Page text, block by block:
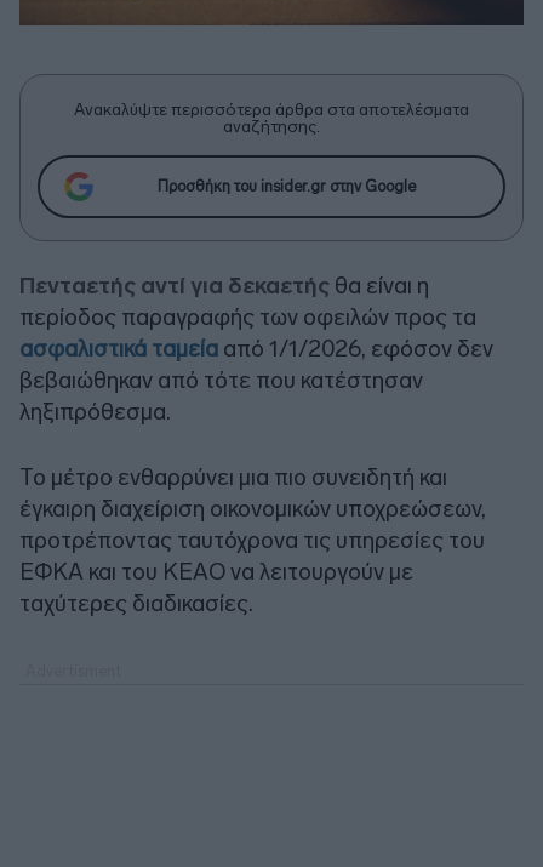
Ανακαλύψτε περισσότερα άρθρα στα αποτελέσματα
αναζήτησης.
Προσθήκη του insider.gr στην Google
Πενταετής αντί για δεκαετής θα είναι η
περίοδος παραγραφής των οφειλών προς τα
ασφαλιστικά ταμεία από 1/1/2026, εφόσον δεν
βεβαιώθηκαν από τότε που κατέστησαν
ληξιπρόθεσμα.
Το μέτρο ενθαρρύνει μια πιο συνειδητή και
έγκαιρη διαχείριση οικονομικών υποχρεώσεων,
προτρέποντας ταυτόχρονα τις υπηρεσίες του
ΕΦΚΑ και του ΚΕΑΟ να λειτουργούν με
ταχύτερες διαδικασίες.